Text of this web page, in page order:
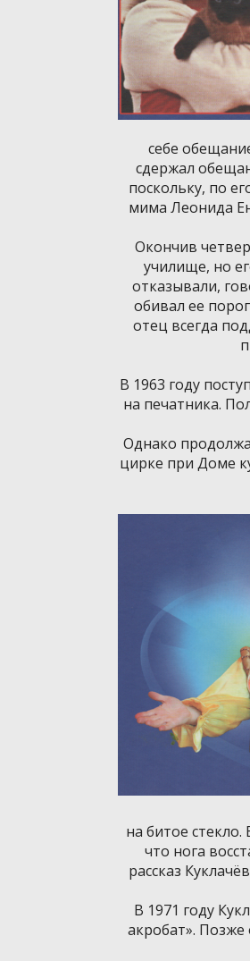
себе
сдержал
поскольку, по
мима Леонида
Окончив
училище, но
отказывали,
обивал ее
отец всегда
В 1963 году
на печатника.
Однако
цирке при Доме
на битое
что нога
рассказ
В 1971 году
акробат».